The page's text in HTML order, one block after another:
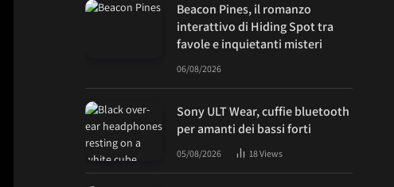
Beacon Pines, il romanzo
interattivo di Hiding Spot tra
favole e inquietanti misteri
06/08/2026
Sony ULT Wear, cuffie bluetooth
per amanti dei bassi forti
05/08/2026 18Views